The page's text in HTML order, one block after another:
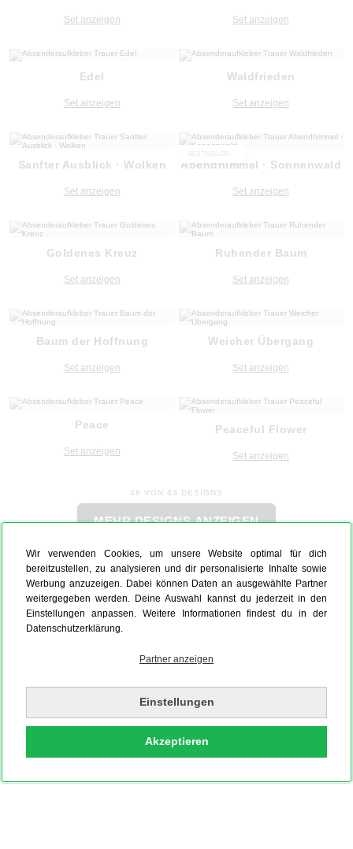
Wir verwenden Cookies, um unsere Website optimal für dich
bereitzustellen, zu analysieren und dir personalisierte Inhalte sowie
Werbung anzuzeigen. Dabei können Daten an ausgewählte Partner
weitergegeben werden. Deine Auswahl kannst du jederzeit in den
Einstellungen anpassen. Weitere Informationen findest du in der
Datenschutzerklärung.
Partner anzeigen
Einstellungen
Akzeptieren
Set anzeigen Set anzeigen
Edel
Set anzeigen
Waldfrieden
Set anzeigen
Sanfter Ausblick · Wolken
Set anzeigen
BESTSELLER
Abendhimmel · Sonnenwald
Set anzeigen
Goldenes Kreuz
Set anzeigen
Ruhender Baum
Set anzeigen
Baum der Hoffnung
Set anzeigen
Weicher Übergang
Set anzeigen
Peace
Set anzeigen
Peaceful Flower
Set anzeigen
48 VON 63 DESIGNS
MEHR DESIGNS ANZEIGEN